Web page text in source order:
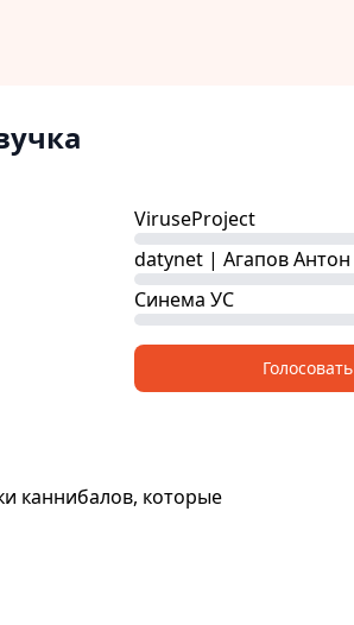
ViruseProject
datynet | Агапов Антон
Синема УС
Голосовать
каннибалов, которые